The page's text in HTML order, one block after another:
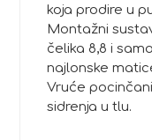
koja prodire u
Montažni
čelika 8,8 i
najlonske
Vruće
sidrenja u tlu.